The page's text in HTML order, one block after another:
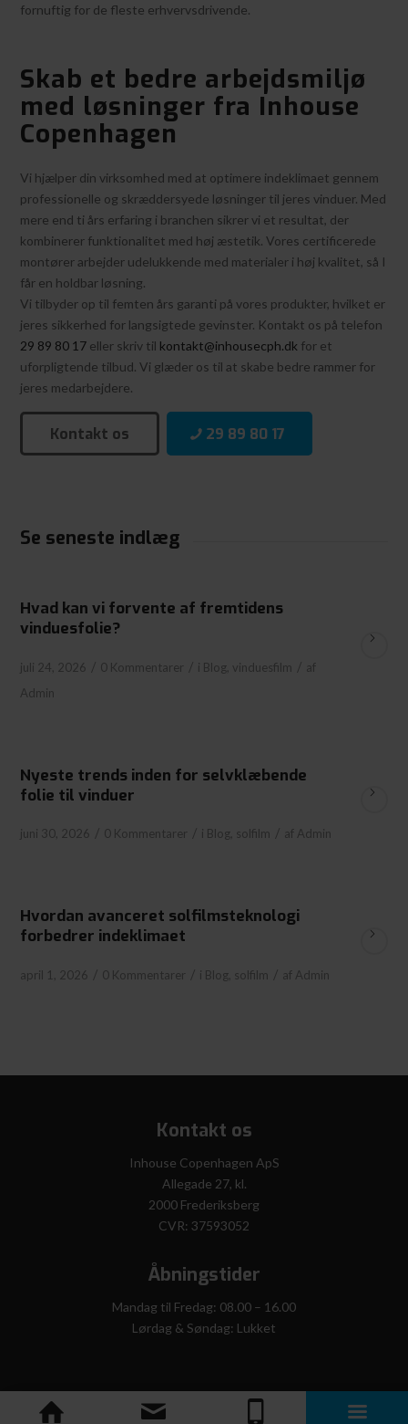
fornuftig for de fleste erhvervsdrivende.
Skab et bedre arbejdsmiljø
med løsninger fra Inhouse
Copenhagen
Vi hjælper din virksomhed med at optimere indeklimaet gennem
professionelle og skræddersyede løsninger til jeres vinduer. Med
mere end ti års erfaring i branchen sikrer vi et resultat, der
kombinerer funktionalitet med høj æstetik. Vores certificerede
montører arbejder udelukkende med materialer i høj kvalitet, så I
får en holdbar løsning.
Vi tilbyder op til femten års garanti på vores produkter, hvilket er
jeres sikkerhed for langsigtede gevinster. Kontakt os på telefon
29 89 80 17 eller skriv til kontakt@inhousecph.dk for et
uforpligtende tilbud. Vi glæder os til at skabe bedre rammer for
jeres medarbejdere.
Kontakt os 29 89 80 17
Se seneste indlæg
Hvad kan vi forvente af fremtidens
vinduesfolie?
juli 24, 2026 / 0 Kommentarer / i Blog vinduesfilm / af
Admin
Nyeste trends inden for selvklæbende
folie til vinduer
juni 30, 2026 / 0 Kommentarer / i Blog, solfilm / af Admin
Hvordan avanceret solfilmsteknologi
forbedrer indeklimaet
april 1, 2026 / 0 Kommentarer / i Blog solfilm / af Admin
Kontakt os
Inhouse Copenhagen ApS
Allegade 27, kl.
2000 Frederiksberg
CVR: 37593052
Åbningstider
Mandag til Fredag: 08.00 – 16.00
Lørdag & Søndag: Lukket